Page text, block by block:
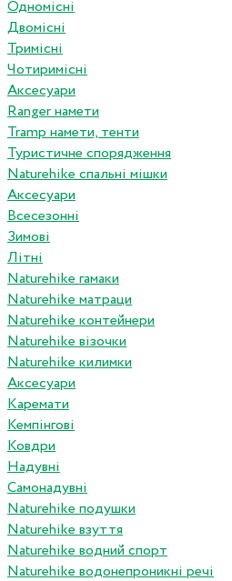
Одномісні
Двомісні
Тримісні
Чотиримісні
Аксесуари
Ranger намети
Tramp намети, тенти
Туристичне спорядження
Naturehike спальні мішки
Аксесуари
Всесезонні
Зимові
Літні
Naturehike гамаки
Naturehike матраци
Naturehike контейнери
Naturehike візочки
Naturehike килимки
Аксесуари
Каремати
Кемпінгові
Ковдри
Надувні
Самонадувні
Naturehike подушки
Naturehike взуття
Naturehike водний спорт
Naturehike водонепроникні речі